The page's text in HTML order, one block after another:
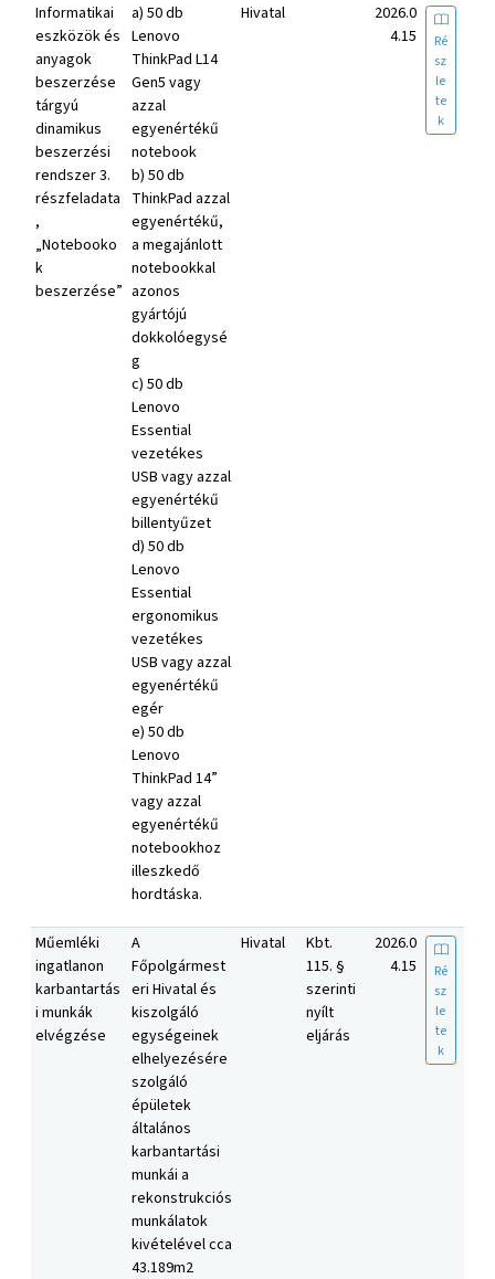
Informatikai
eszközök és
anyagok
beszerzése
tárgyú
dinamikus
beszerzési
rendszer 3.
részfeladata
,
„Notebooko
k
beszerzése”
a) 50 db
Lenovo
ThinkPad L14
Gen5 vagy
azzal
egyenértékű
notebook
b) 50 db
ThinkPad azzal
egyenértékű,
a megajánlott
notebookkal
azonos
gyártójú
dokkolóegysé
g
c) 50 db
Lenovo
Essential
vezetékes
USB vagy azzal
egyenértékű
billentyűzet
d) 50 db
Lenovo
Essential
ergonomikus
vezetékes
USB vagy azzal
egyenértékű
egér
e) 50 db
Lenovo
ThinkPad 14”
vagy azzal
egyenértékű
notebookhoz
illeszkedő
hordtáska.
Hivatal
2026.0
4.15
Ré
sz
le
te
k
Műemléki
ingatlanon
karbantartás
i munkák
elvégzése
A
Főpolgármest
eri Hivatal és
kiszolgáló
egységeinek
elhelyezésére
szolgáló
épületek
általános
karbantartási
munkái a
rekonstrukciós
munkálatok
kivételével cca
43.189m2
Hivatal
Kbt.
115. §
szerinti
nyílt
eljárás
2026.0
4.15
Ré
sz
le
te
k